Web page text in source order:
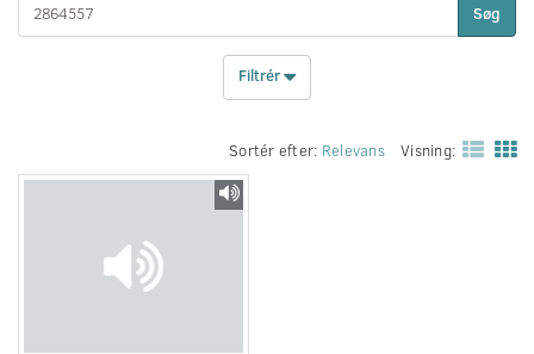
Søg
Filtrér
Sortér efter: Relevans Visning: